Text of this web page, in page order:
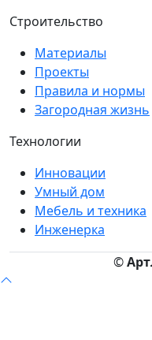
Строительство
Материалы
Проекты
Правила и нормы
Загородная жизнь
Технологии
Инновации
Умный дом
Мебель и техника
Инженерка
©